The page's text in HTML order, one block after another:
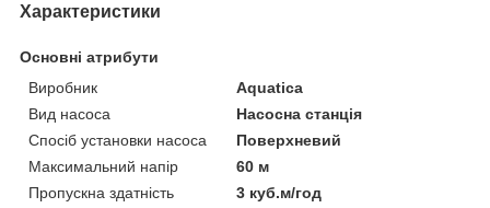
Характеристики
Основні атрибути
Виробник
Aquatica
Вид насоса
Насосна станція
Спосіб установки насоса
Поверхневий
Максимальний напір
60 м
Пропускна здатність
3 куб.м/год